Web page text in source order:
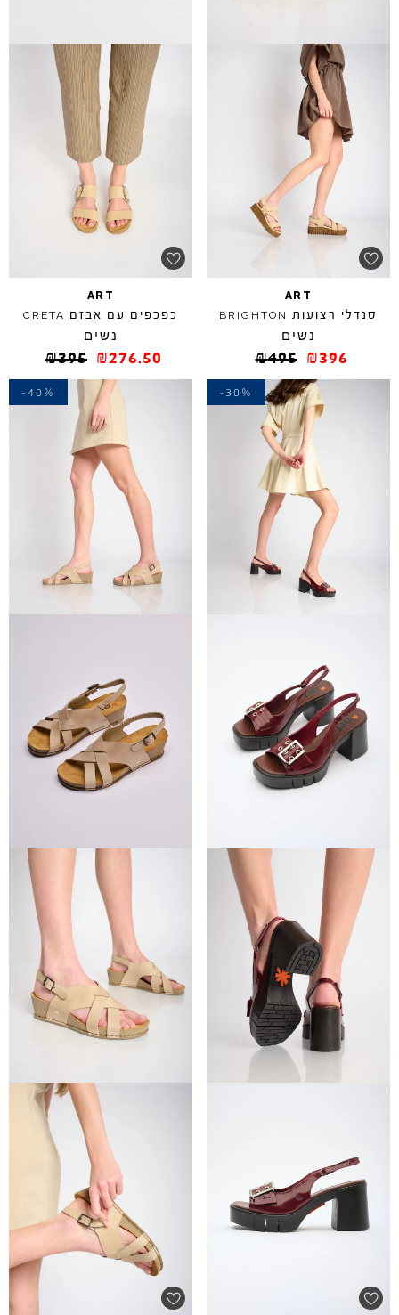
ART
סנדלי רצועות BRIGHTON
נשים
₪495 ₪396
ART
כפכפים עם אבזם CRETA
נשים
₪395 ₪276.50
-30%
-40%